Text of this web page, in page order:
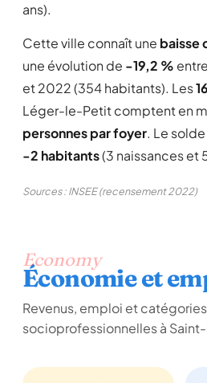
ans).
Cette ville connaît une baisse
une évolution de -19,2 %
et 2022 (354 habitants). Les
Léger-le-Petit comptent en
personnes par foyer. Le
-2 habitants(3 naissances et
Sources : INSEE (recensement 2022)
Economy
Économie et
Revenus, emploi et catégories
socioprofessionnelles à